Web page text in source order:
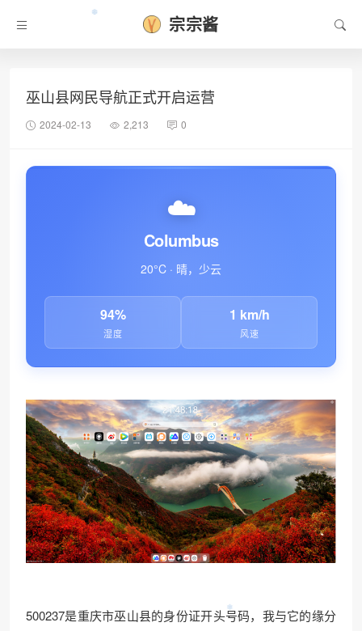
宗宗酱
巫山县网民导航正式开启运营
2024-02-13 2,213 0
☁️
Columbus
20°C · 晴，少云
94%
湿度
1 km/h
风速
500237是重庆市巫山县的身份证开头号码，我与它的缘分